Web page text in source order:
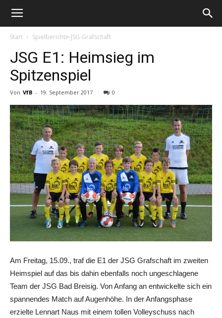
Start Spielberichte-JSG-Grafschaft
JSG E1: Heimsieg im
Spitzenspiel
Von VfB - 19. September 2017 0
Am Freitag, 15.09., traf die E1 der JSG Grafschaft im zweiten
Heimspiel auf das bis dahin ebenfalls noch ungeschlagene
Team der JSG Bad Breisig. Von Anfang an entwickelte sich ein
spannendes Match auf Augenhöhe. In der Anfangsphase
erzielte Lennart Naus mit einem tollen Volleyschuss nach